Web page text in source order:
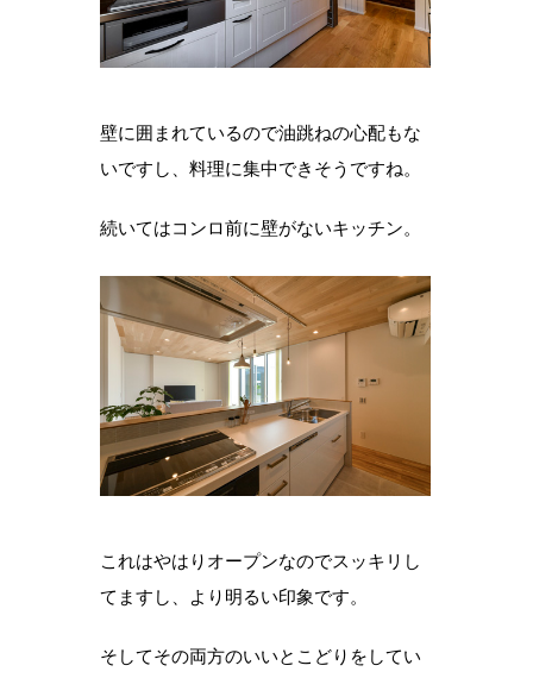
壁に囲まれているので油跳ねの心配もな
いですし、料理に集中できそうですね。
続いてはコンロ前に壁がないキッチン。
これはやはりオープンなのでスッキリし
てますし、より明るい印象です。
そしてその両方のいいとこどりをしてい